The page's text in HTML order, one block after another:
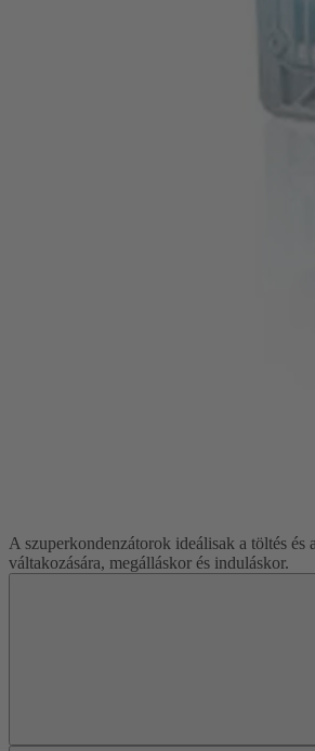
A szuperkondenzátorok ideálisak a töltés és
váltakozására, megálláskor és induláskor.